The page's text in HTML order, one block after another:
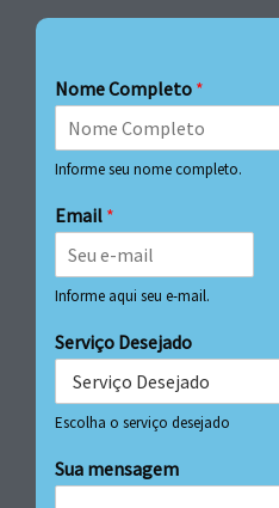
Nome Completo *
Informe seu nome completo.
Email *
Informe aqui seu e-mail.
Serviço Desejado
Escolha o serviço desejado
Sua mensagem